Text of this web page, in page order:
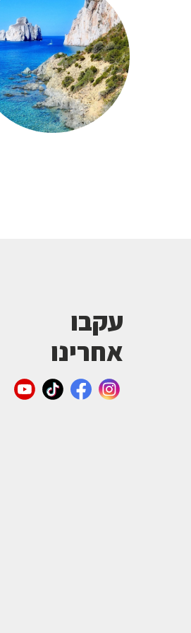
עקבו
אחרינו